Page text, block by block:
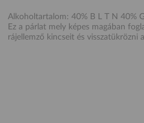
Alkoholtartalom: 40% B L T N 40%
Ez a párlat mely képes magában
rájellemző kincseit és visszatükrözni